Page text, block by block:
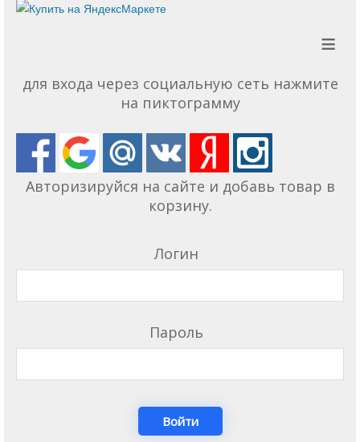
≡
для входа через социальную сеть нажмите
на пиктограмму
Авторизируйся на сайте и добавь товар в
корзину.
Логин
Пароль